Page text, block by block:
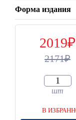
Форма издания
2019
2171
шт
В